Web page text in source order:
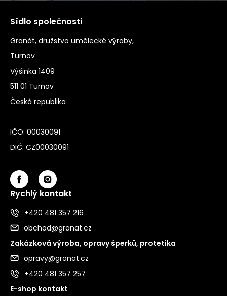
Sídlo společnosti
Granát, družstvo umělecké výroby,
Turnov
Výšinka 1409
511 01 Turnov
Česká republika
IČO: 00030091
DIČ: CZ00030091
Rychlý kontakt
+420 481 357 216
obchod@granat.cz
Zakázková výroba, opravy šperků, protetika
opravy@granat.cz
+420 481 357 257
E-shop kontakt